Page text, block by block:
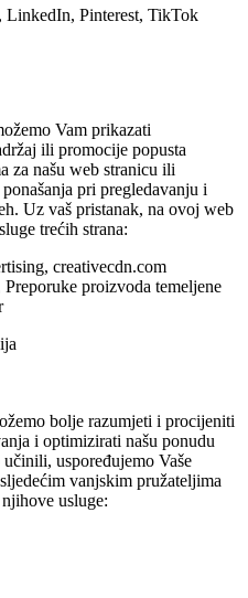
Pinterest, TikTok
Vam prikazati
ili promocije popusta
za našu web stranicu ili
pri pregledavanju i
Uz vaš pristanak, na ovoj web
trećih strana:
creativecdn.com
proizvoda temeljene
bolje razumjeti i procijeniti
i optimizirati našu ponudu
uspoređujemo Vaše
vanjskim pružateljima
usluge: